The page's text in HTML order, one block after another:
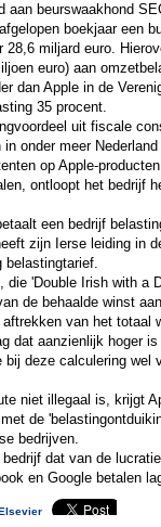
aan beurswaakhond
boekjaar een
28,6 miljard euro.
euro) aan
dan Apple in de
35 procent.
uit fiscale
onder meer
op Apple-
ontloopt het bedrijf
een bedrijf
zijn Ierse leiding in
belastingtarief.
die 'Double Irish with a
de behaalde winst
van het totaal
dat aanzienlijk hoger
bij deze calculering wel
niet illegaal is, krijgt
de
bedrijven.
dat van de
en Google betalen